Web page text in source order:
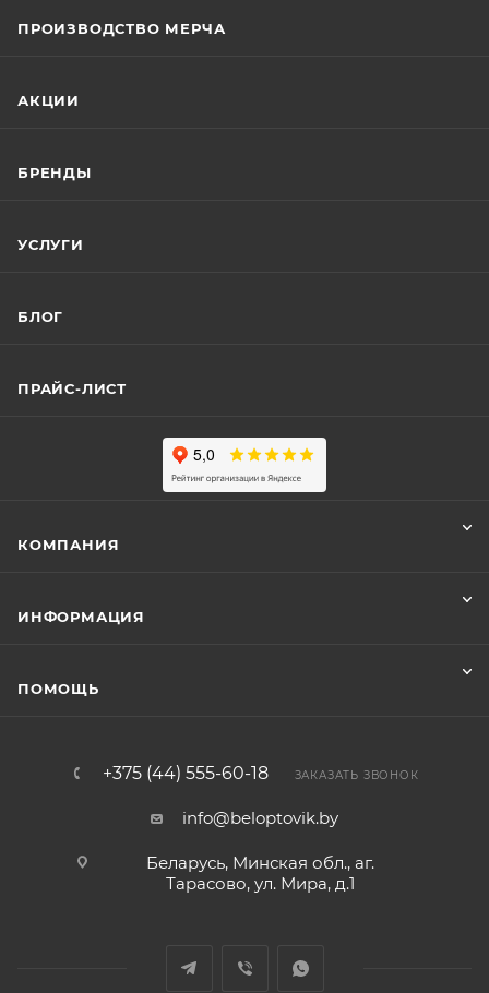
ПРОИЗВОДСТВО МЕРЧА
АКЦИИ
БРЕНДЫ
УСЛУГИ
БЛОГ
ПРАЙС-ЛИСТ
КОМПАНИЯ
ИНФОРМАЦИЯ
ПОМОЩЬ
+375 (44) 555-60-18 ЗАКАЗАТЬ ЗВОНОК
info@beloptovik.by
Беларусь, Минская обл., аг.
Тарасово, ул. Мира, д.1